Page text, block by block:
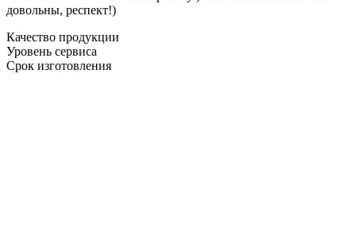
довольны, респект!)
Качество продукции
Уровень сервиса
Срок изготовления